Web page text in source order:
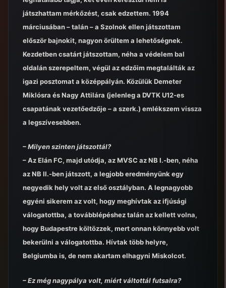
játszhattam mérkőzést, csak edzettem. 1994
márciusában – talán – a Szolnok ellen játszottam
először bajnokit, nagyon örültem a lehetőségnek.
Kezdetben csatárt játszottam, néha a védelem bal
oldalán szerepeltem, végül az edzőim megtalálták az
igazi posztomat a középpályán. Közülük Demeter
Miklósra és Nagy Attilára (jelenleg a DVTK U12-es
csapatának vezetőedzője – a szerk.) emlékszem vissza
a legszívesebben.
– Milyen szinten játszottál?
– Az Elán FC, majd utódja, az MVSC az NB I.-ben, néha
az NB II.-ben játszott, a legjobb eredményünk egy
negyedik hely volt az első osztályban. A legnagyobb
egyéni sikerem az volt, hogy meghívtak az ifjúsági
válogatottba, a továbblépéshez talán az kellett volna,
hogy Budapestre költözzek, mert onnan könnyebb volt
bekerülni a válogatottba. Hívtak több helyre,
Belgiumba is, de nem akartam elhagyni Miskolcot.
– Ez még nagypálya volt, miért váltottál futsalra?